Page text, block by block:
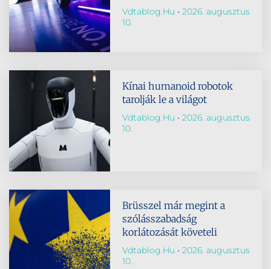
Vdtablog.hu
2026. augusztus
10.
Kínai humanoid robotok
tarolják le a világot
Vdtablog.hu
2026. augusztus
10.
Brüsszel már megint a
szólásszabadság
korlátozását követeli
Vdtablog.hu
2026. augusztus
10.